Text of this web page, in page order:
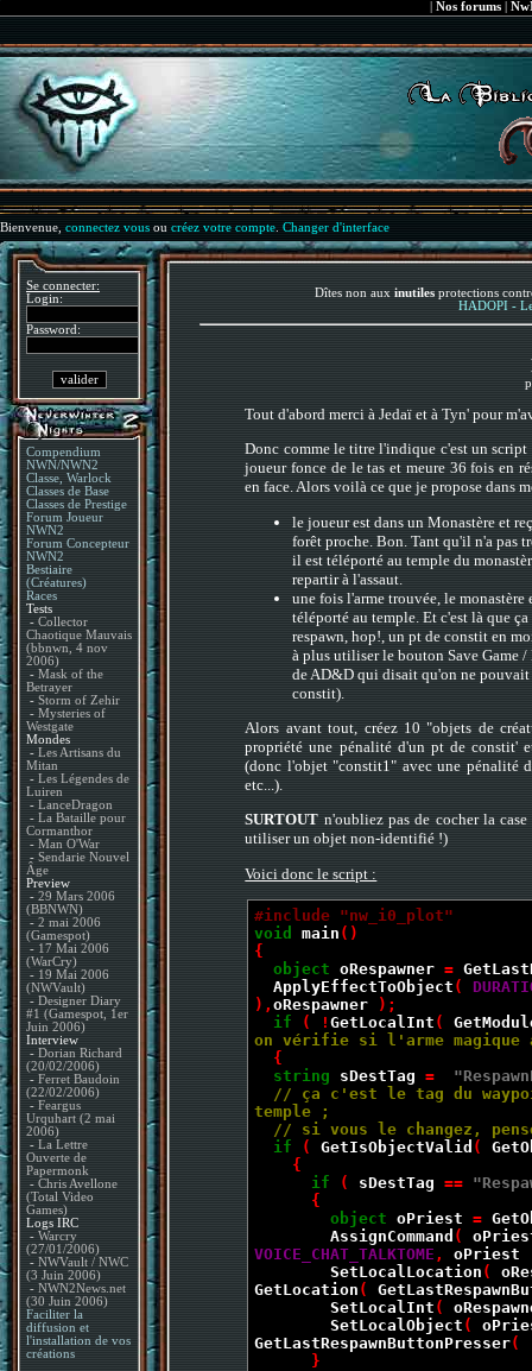
Nos forums|
Bienvenue, connectez vous ou créez votre compte Changer d'interface
Se connecter:
Login:
Password:
Compendium
NWN/NWN2
Classe, Warlock
Classes de Base
Classes de Prestige
Forum Joueur
NWN2
Forum Concepteur
NWN2
Bestiaire
(Créatures)
Races
Tests
- Collector
Chaotique Mauvais
(bbnwn, 4 nov
2006)
- Mask of the
Betrayer
- Storm of Zehir
- Mysteries of
Westgate
Mondes
- Les Artisans du
Mitan
- Les Légendes de
Luiren
- LanceDragon
- La Bataille pour
Cormanthor
- Man O'War
- Sendarie Nouvel
Âge
Preview
- 29 Mars 2006
(BBNWN)
- 2 mai 2006
(Gamespot)
- 17 Mai 2006
(WarCry)
- 19 Mai 2006
(NWVault)
- Designer Diary
#1 (Gamespot, 1er
Juin 2006)
Interview
- Dorian Richard
(20/02/2006)
- Ferret Baudoin
(22/02/2006)
- Feargus
Urquhart (2 mai
2006)
- La Lettre
Ouverte de
Papermonk
- Chris Avellone
(Total Video
Games)
Logs IRC
- Warcry
(27/01/2006)
- NWVault / NWC
(3 Juin 2006)
- NWN2News.net
(30 Juin 2006)
Faciliter la
diffusion et
l'installation de vos
créations
Dîtes non aux inutiles protections
HADOPI -
Tout d'abord merci à Jedaï et à Tyn' pour
Donc comme le titre l'indique c'est un script
joueur fonce de le tas et meure 36 fois en
en face. Alors voilà ce que je propose dans
le joueur est dans un Monastère et
forêt proche. Bon. Tant qu'il n'a pas
il est téléporté au temple du
repartir à l'assaut.
une fois l'arme trouvée, le
téléporté au temple. Et c'est là que
respawn, hop!, un pt de constit en
à plus utiliser le bouton Save Game
de AD&D qui disait qu'on ne pouvait
constit).
Alors avant tout, créez 10 "objets de
propriété une pénalité d'un pt de constit'
(donc l'objet "constit1" avec une pénalité
etc...).
SURTOUT n'oubliez pas de cocher la
utiliser un objet non-identifié !)
Voici donc le script :
#include "nw_i0_plot"
void
main ()
{
object
oRespawner =
ApplyEffectToObject (
),oRespawner );
if ( !GetLocalInt (
on vérifie si l'arme magique
{
string
sDestTag =
// ça c'est le tag du
temple ;
// si vous le changez,
if (GetIsObjectValid (
{
if ( sDestTag ==
{
object
oPriest =
AssignCommand (
VOICE_CHAT_TALKTOME ,oPriest
SetLocalLocation (
GetLocation (
SetLocalInt (
SetLocalObject (
GetLastRespawnButtonPresser(
}